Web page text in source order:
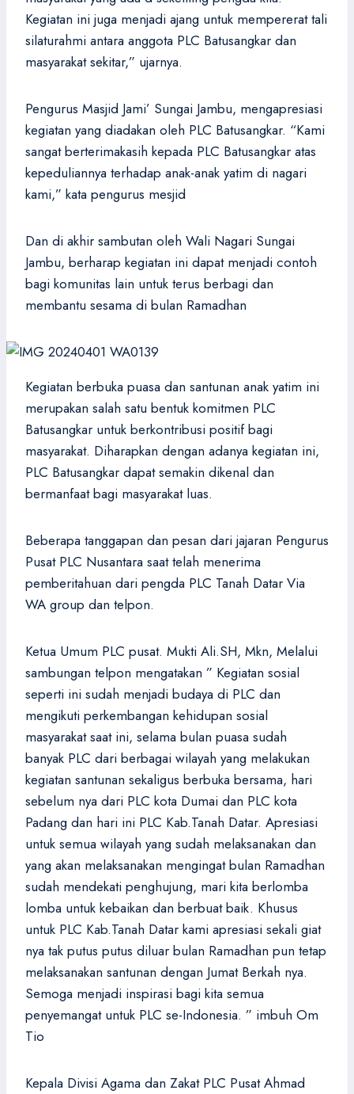
Kegiatan ini juga menjadi ajang untuk mempererat tali
silaturahmi antara anggota PLC Batusangkar dan
masyarakat sekitar,” ujarnya.
Pengurus Masjid Jami’ Sungai Jambu, mengapresiasi
kegiatan yang diadakan oleh PLC Batusangkar. “Kami
sangat berterimakasih kepada PLC Batusangkar atas
kepeduliannya terhadap anak-anak yatim di nagari
kami,” kata pengurus mesjid
Dan di akhir sambutan oleh Wali Nagari Sungai
Jambu, berharap kegiatan ini dapat menjadi contoh
bagi komunitas lain untuk terus berbagi dan
membantu sesama di bulan Ramadhan
Kegiatan berbuka puasa dan santunan anak yatim ini
merupakan salah satu bentuk komitmen PLC
Batusangkar untuk berkontribusi positif bagi
masyarakat. Diharapkan dengan adanya kegiatan ini,
PLC Batusangkar dapat semakin dikenal dan
bermanfaat bagi masyarakat luas.
Beberapa tanggapan dan pesan dari jajaran Pengurus
Pusat PLC Nusantara saat telah menerima
pemberitahuan dari pengda PLC Tanah Datar Via
WA group dan telpon.
Ketua Umum PLC pusat. Mukti Ali.SH, Mkn, Melalui
sambungan telpon mengatakan ” Kegiatan sosial
seperti ini sudah menjadi budaya di PLC dan
mengikuti perkembangan kehidupan sosial
masyarakat saat ini, selama bulan puasa sudah
banyak PLC dari berbagai wilayah yang melakukan
kegiatan santunan sekaligus berbuka bersama, hari
sebelum nya dari PLC kota Dumai dan PLC kota
Padang dan hari ini PLC Kab.Tanah Datar. Apresiasi
untuk semua wilayah yang sudah melaksanakan dan
yang akan melaksanakan mengingat bulan Ramadhan
sudah mendekati penghujung, mari kita berlomba
lomba untuk kebaikan dan berbuat baik. Khusus
untuk PLC Kab.Tanah Datar kami apresiasi sekali giat
nya tak putus putus diluar bulan Ramadhan pun tetap
melaksanakan santunan dengan Jumat Berkah nya.
Semoga menjadi inspirasi bagi kita semua
penyemangat untuk PLC se-Indonesia. ” imbuh Om
Tio
Kepala Divisi Agama dan Zakat PLC Pusat Ahmad